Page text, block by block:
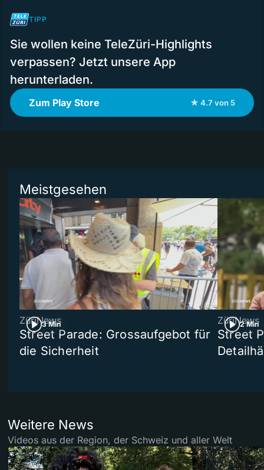
TIPP
Sie wollen keine TeleZüri-Highlights
verpassen? Jetzt unsere App
herunterladen.
Zum Play Store ★ 4.7 von 5
Meistgesehen
3 Min
ZüriNews
Street Parade: Grossaufgebot für
die Sicherheit
2 Min
ZüriNews
Street
Weitere News
Videos aus der Region, der Schweiz und aller Welt